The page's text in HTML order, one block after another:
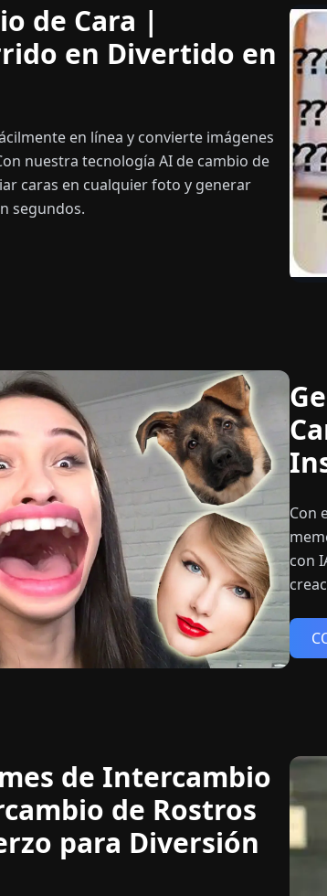
de Cara |
en Divertido en
en línea y convierte imágenes
nuestra tecnología AI de cambio de
caras en cualquier foto y generar
segundos.
Con
con
de Intercambio
de Rostros
para Diversión